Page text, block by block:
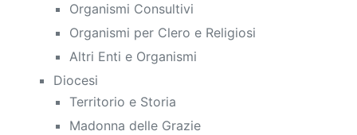
Organismi Consultivi
Organismi per Clero e Religiosi
Altri Enti e Organismi
Diocesi
Territorio e Storia
Madonna delle Grazie